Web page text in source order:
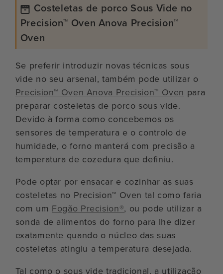
Costeletas de porco Sous Vide no
Precision™ Oven Anova Precision™
Oven
Se preferir introduzir novas técnicas sous
vide no seu arsenal, também pode utilizar o
Precision™ Oven Anova Precision™ Oven para
preparar costeletas de porco sous vide.
Devido à forma como concebemos os
sensores de temperatura e o controlo de
humidade, o forno manterá com precisão a
temperatura de cozedura que definiu.
Pode optar por ensacar e cozinhar as suas
costeletas no Precision™ Oven tal como faria
com um Fogão Precision®, ou pode utilizar a
sonda de alimentos do forno para lhe dizer
exatamente quando o núcleo das suas
costeletas atingiu a temperatura desejada.
Tal como o sous vide tradicional, a utilização